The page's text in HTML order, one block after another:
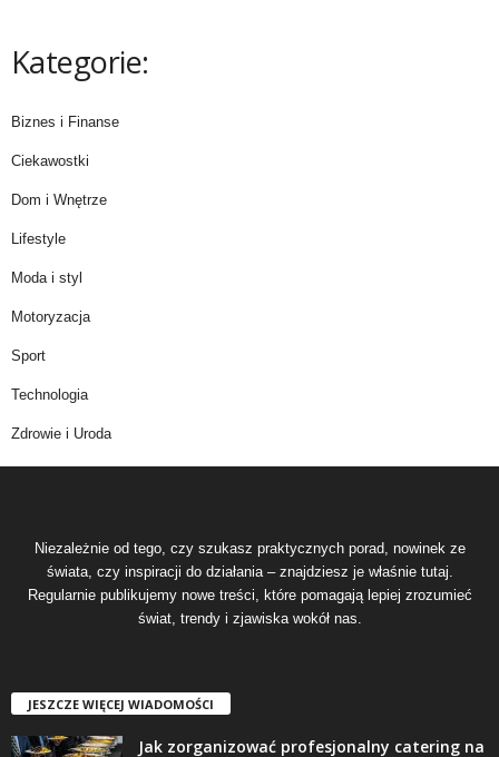
Kategorie:
Biznes i Finanse
Ciekawostki
Dom i Wnętrze
Lifestyle
Moda i styl
Motoryzacja
Sport
Technologia
Zdrowie i Uroda
Niezależnie od tego, czy szukasz praktycznych porad, nowinek ze
świata, czy inspiracji do działania – znajdziesz je właśnie tutaj.
Regularnie publikujemy nowe treści, które pomagają lepiej zrozumieć
świat, trendy i zjawiska wokół nas.
JESZCZE WIĘCEJ WIADOMOŚCI
Jak zorganizować profesjonalny catering na